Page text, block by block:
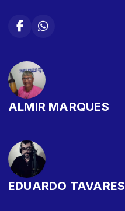
ALMIR MARQUES
EDUARDO TAVARES